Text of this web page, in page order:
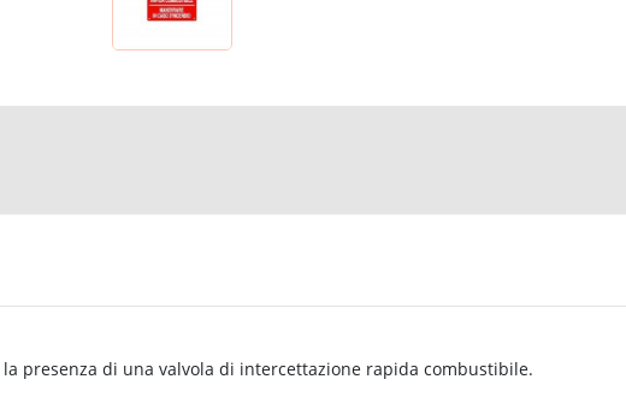
presenza di una valvola di intercettazione rapida combustibile.